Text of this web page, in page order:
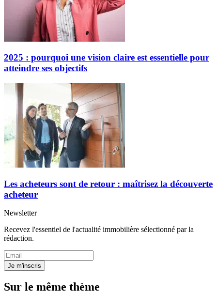
2025 : pourquoi une vision claire est essentielle pour
atteindre ses objectifs
Les acheteurs sont de retour : maîtrisez la découverte
acheteur
Newsletter
Recevez l'essentiel de l'actualité immobilière sélectionné par la
rédaction.
Je m'inscris
Sur le même thème